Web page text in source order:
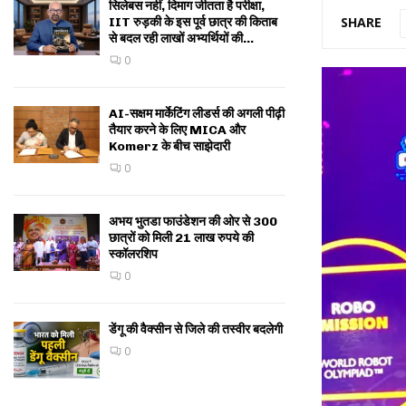
SHARE
सिलेबस नहीं, दिमाग जीतता है परीक्षा,
IIT रुड़की के इस पूर्व छात्र की किताब
से बदल रही लाखों अभ्यर्थियों की...
0
AI-सक्षम मार्केटिंग लीडर्स की अगली पीढ़ी
तैयार करने के लिए MICA और
Komerz के बीच साझेदारी
0
अभय भुतडा फाउंडेशन की ओर से 300
छात्रों को मिली 21 लाख रुपये की
स्कॉलरशिप
0
डेंगू की वैक्सीन से जिले की तस्वीर बदलेगी
0